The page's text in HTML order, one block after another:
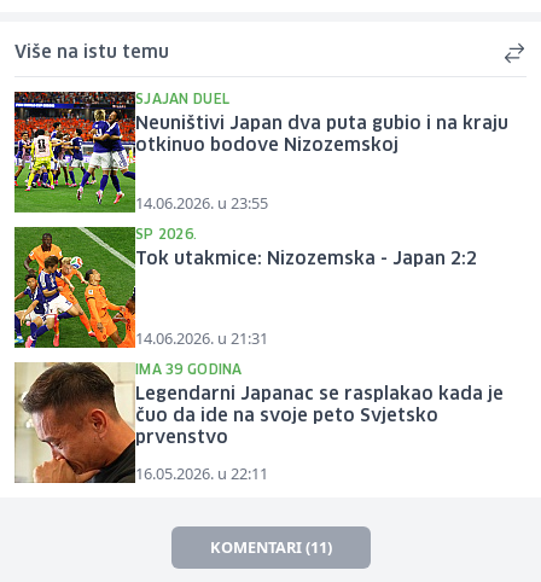
Više na istu temu
SJAJAN DUEL
Neuništivi Japan dva puta gubio i na kraju
otkinuo bodove Nizozemskoj
14.06.2026. u 23:55
SP 2026.
Tok utakmice: Nizozemska - Japan 2:2
14.06.2026. u 21:31
IMA 39 GODINA
Legendarni Japanac se rasplakao kada je
čuo da ide na svoje peto Svjetsko
prvenstvo
16.05.2026. u 22:11
KOMENTARI (11)